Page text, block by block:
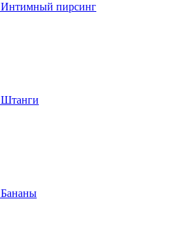
Интимный пирсинг
Штанги
Бананы